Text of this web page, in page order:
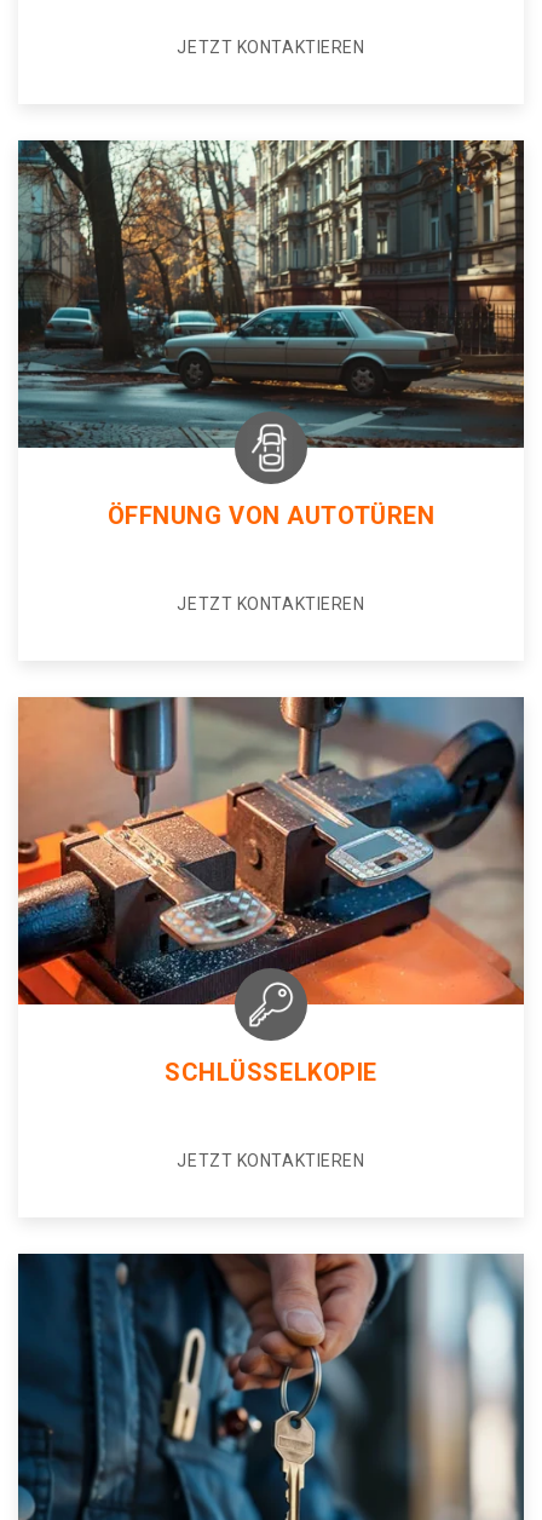
JETZT KONTAKTIEREN
ÖFFNUNG VON AUTOTÜREN
JETZT KONTAKTIEREN
SCHLÜSSELKOPIE
JETZT KONTAKTIEREN